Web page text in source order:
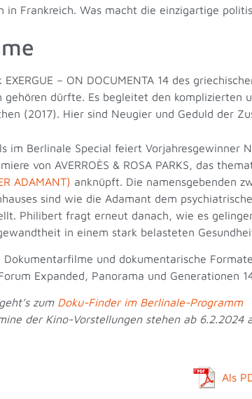
Frankreich. Was macht die einzigartige
– ON DOCUMENTA 14 des
dürfte. Es begleitet den komplizierten
(2017). Hier sind Neugier und Geduld der
im Berlinale Special feiert Vorjahresgewinner
von AVERROÈS & ROSA PARKS, das
ADAMANT) anknüpft. Die namensgebenden
sind wie die Adamant dem
Philibert fragt erneut danach, wie es
in einem stark belasteten
Dokumentarfilme und dokumentarische
Expanded, Panorama und Generationen
zum Doku-Finder im Berlinale-Programm
der Kino-Vorstellungen stehen ab 6.2.2024
Als